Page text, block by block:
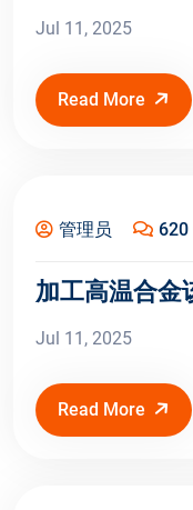
Jul 11, 2025
Read More
管理员
加工高温合金
Jul 11, 2025
Read More